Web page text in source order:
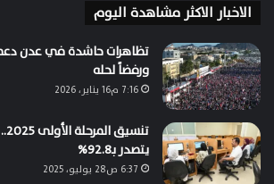
الاخبار الاكثر مشاهدة اليوم
تظاهرات حاشدة في عدن
ورفضاً لحله
7:16 م16 يناير، 2026
يتصدر بـ92.8%
6:37 ص28 يوليو، 2025